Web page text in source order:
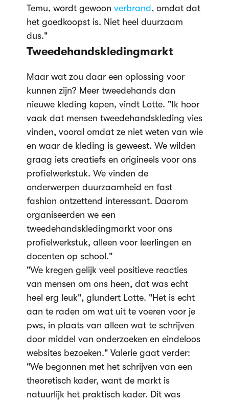
Temu, wordt gewoon verbrand, omdat dat
het goedkoopst is. Niet heel duurzaam
dus."
Tweedehandskledingmarkt
Maar wat zou daar een oplossing voor
kunnen zijn? Meer tweedehands dan
nieuwe kleding kopen, vindt Lotte. "Ik hoor
vaak dat mensen tweedehandskleding vies
vinden, vooral omdat ze niet weten van wie
en waar de kleding is geweest. We wilden
graag iets creatiefs en origineels voor ons
profielwerkstuk. We vinden de
onderwerpen duurzaamheid en fast
fashion ontzettend interessant. Daarom
organiseerden we een
tweedehandskledingmarkt voor ons
profielwerkstuk, alleen voor leerlingen en
docenten op school."
"We kregen gelijk veel positieve reacties
van mensen om ons heen, dat was echt
heel erg leuk", glundert Lotte. "Het is echt
aan te raden om wat uit te voeren voor je
pws, in plaats van alleen wat te schrijven
door middel van onderzoeken en eindeloos
websites bezoeken." Valerie gaat verder:
"We begonnen met het schrijven van een
theoretisch kader, want de markt is
natuurlijk het praktisch kader. Dit was